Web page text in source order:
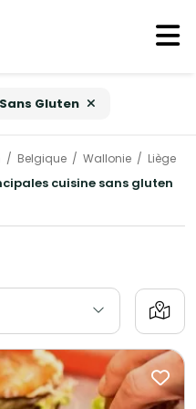
Sans Gluten
Belgique Wallonie Liège
cuisine sans gluten